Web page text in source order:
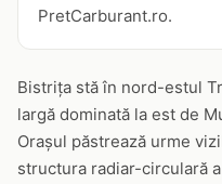
PretCarburant.ro.
Bistrița stă în nord-estul
largă dominată la est de
Orașul păstrează urme
structura radiar-circulară